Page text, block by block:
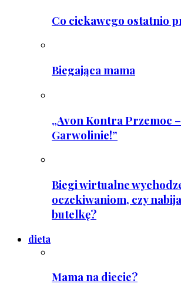
Co ciekawego ostatnio
Biegająca mama
„Avon Kontra Przemoc
Garwolinie!”
Biegi wirtualne
oczekiwaniom, czy
butelkę?
dieta
Mama na diecie?